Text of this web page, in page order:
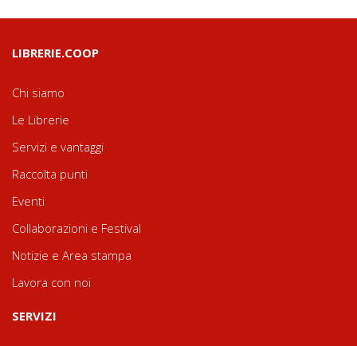
LIBRERIE.COOP
Chi siamo
Le Librerie
Servizi e vantaggi
Raccolta punti
Eventi
Collaborazioni e Festival
Notizie e Area stampa
Lavora con noi
SERVIZI